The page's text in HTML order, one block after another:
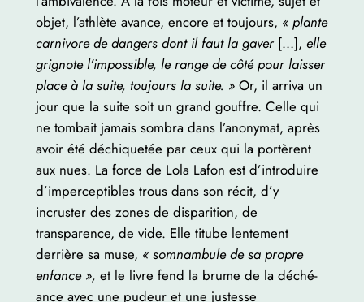
objet, l’athlète avance, encore et toujours, « plante
carnivore de dangers dont il faut la gaver […], elle
grignote l’impossible, le range de côté pour laisser
place à la suite, toujours la suite. »Or, il arriva un
jour que la suite soit un grand gouffre. Celle qui
ne tombait jamais sombra dans l’anonymat, après
avoir été déchiquetée par ceux qui la portèrent
aux nues. La force de Lola Lafon est d’introduire
d’imperceptibles trous dans son récit, d’y
incruster des zones de disparition, de
transparence, de vide. Elle titube lentement
derrière sa muse, « somnambule de sa propre
enfance », et le livre fend la brume de la déché­
ance avec une pudeur et une justesse